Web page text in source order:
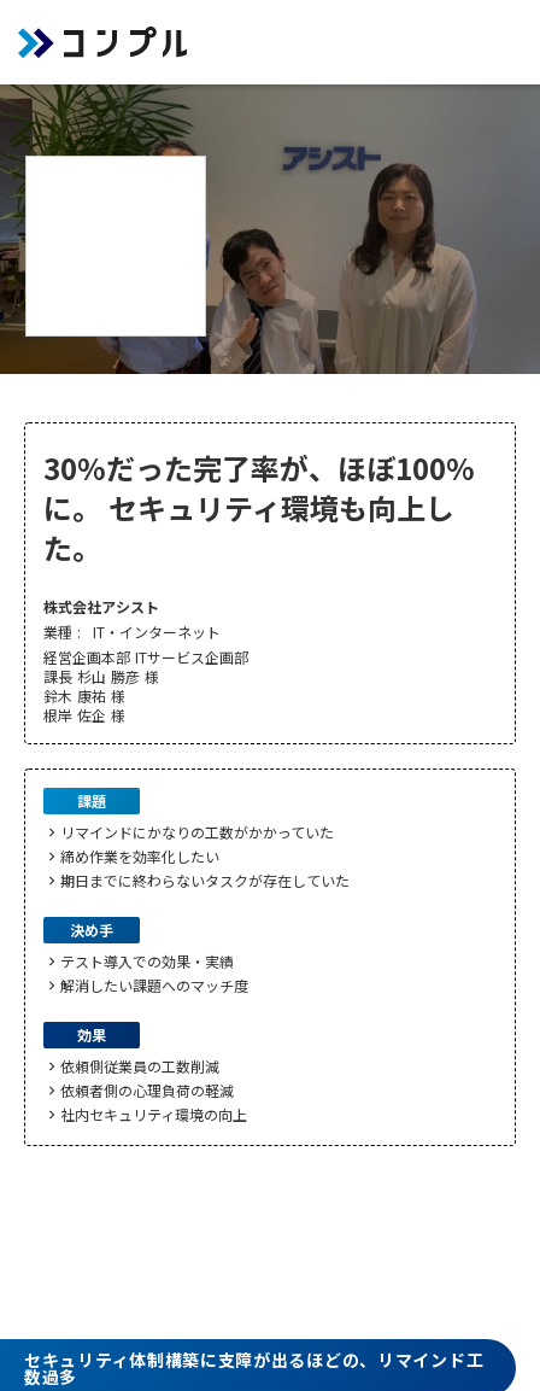
30%だった完了率が、ほぼ100%
に。 セキュリティ環境も向上し
た。
株式会社アシスト
業種 :
IT・インターネット
経営企画本部 ITサービス企画部
課長 杉山 勝彦 様
鈴木 康祐 様
根岸 佐企 様
課題
chevron_right リマインドにかなりの工数がかかっていた
chevron_right 締め作業を効率化したい
chevron_right 期日までに終わらないタスクが存在していた
決め手
chevron_right テスト導入での効果・実績
chevron_right 解消したい課題へのマッチ度
効果
chevron_right 依頼側従業員の工数削減
chevron_right 依頼者側の心理負荷の軽減
chevron_right 社内セキュリティ環境の向上
セキュリティ体制構築に支障が出るほどの、リマインド工
数過多